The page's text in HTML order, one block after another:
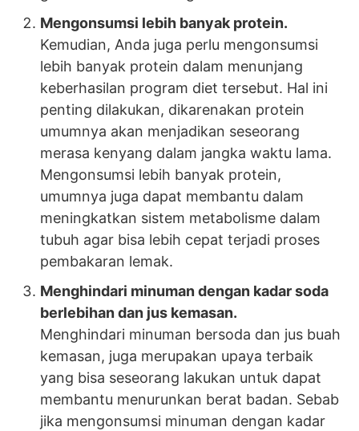
Mengonsumsi lebih banyak protein.
Kemudian, Anda juga perlu mengonsumsi
lebih banyak protein dalam menunjang
keberhasilan program diet tersebut. Hal ini
penting dilakukan, dikarenakan protein
umumnya akan menjadikan seseorang
merasa kenyang dalam jangka waktu lama.
Mengonsumsi lebih banyak protein,
umumnya juga dapat membantu dalam
meningkatkan sistem metabolisme dalam
tubuh agar bisa lebih cepat terjadi proses
pembakaran lemak.
Menghindari minuman dengan kadar soda
berlebihan dan jus kemasan.
Menghindari minuman bersoda dan jus buah
kemasan, juga merupakan upaya terbaik
yang bisa seseorang lakukan untuk dapat
membantu menurunkan berat badan. Sebab
jika mengonsumsi minuman dengan kadar